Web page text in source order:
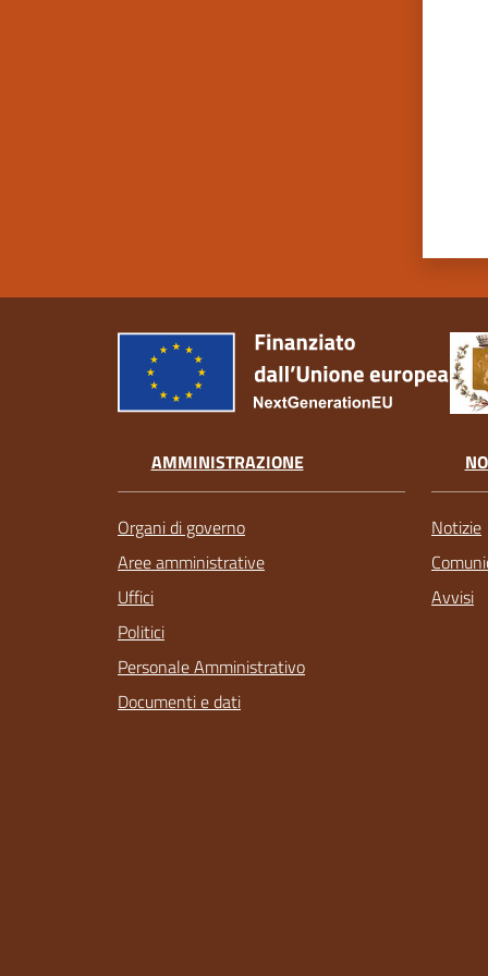
AMMINISTRAZIONE
Organi di governo
Aree amministrative
Uffici
Politici
Personale Amministrativo
Documenti e dati
Notizie
Avvisi